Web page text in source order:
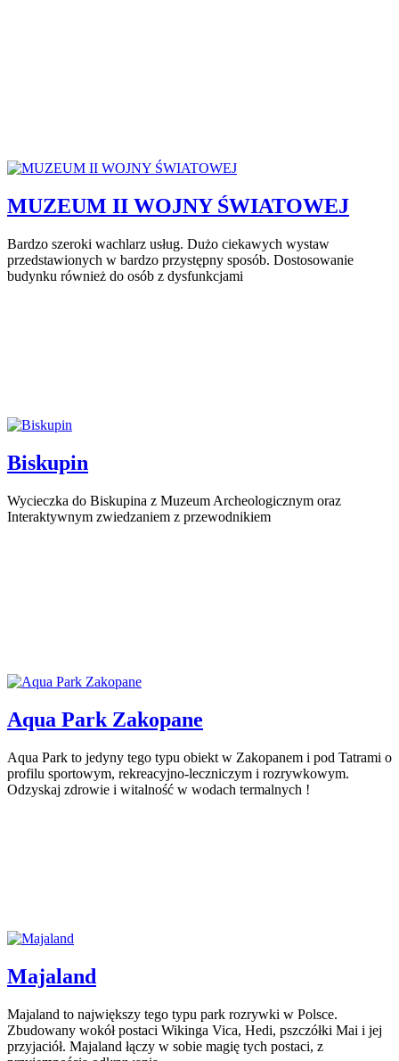
MUZEUM II WOJNY ŚWIATOWEJ
Bardzo szeroki wachlarz usług. Dużo ciekawych wystaw
przedstawionych w bardzo przystępny sposób. Dostosowanie
budynku również do osób z dysfunkcjami
Biskupin
Wycieczka do Biskupina z Muzeum Archeologicznym oraz
Interaktywnym zwiedzaniem z przewodnikiem
Aqua Park Zakopane
Aqua Park to jedyny tego typu obiekt w Zakopanem i pod Tatrami o
profilu sportowym, rekreacyjno-leczniczym i rozrywkowym.
Odzyskaj zdrowie i witalność w wodach termalnych !
Majaland
Majaland to największy tego typu park rozrywki w Polsce.
Zbudowany wokół postaci Wikinga Vica, Hedi, pszczółki Mai i jej
przyjaciół. Majaland łączy w sobie magię tych postaci, z